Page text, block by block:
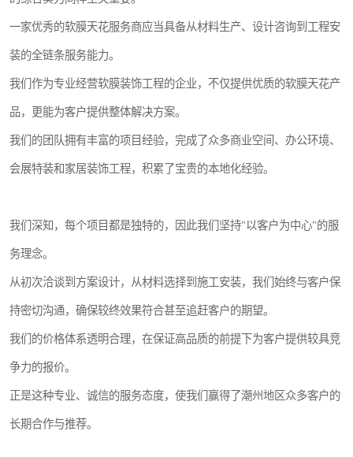
一家优秀的软膜天花服务商应当具备从材料生产、设计咨询到工程安
装的全链条服务能力。
我们作为专业经营软膜装饰工程的企业，不仅提供优质的软膜天花产
品，更能为客户提供整体解决方案。
我们的团队拥有丰富的项目经验，完成了众多商业空间、办公环境、
会展特装和家居装饰工程，积累了宝贵的本地化经验。
我们深知，每个项目都是独特的，因此我们坚持"以客户为中心"的服
务理念。
从初次洽谈到方案设计，从材料选择到施工安装，我们始终与客户保
持密切沟通，确保较终效果符合甚至追赶客户的期望。
我们的价格体系透明合理，在保证高品质的前提下为客户提供较具竞
争力的报价。
正是这种专业、诚信的服务态度，使我们赢得了潮州地区众多客户的
长期合作与推荐。